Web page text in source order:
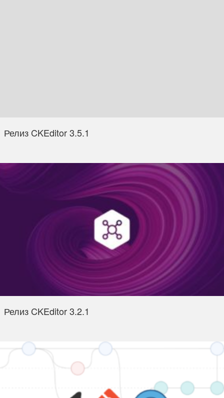
Релиз CKEditor 3.5.1
Релиз CKEditor 3.2.1